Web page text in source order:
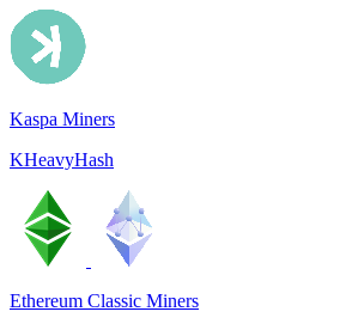
Kaspa Miners
KHeavyHash
Ethereum Classic Miners